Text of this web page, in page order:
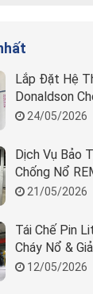
Lắp Đặt Hệ
Donaldson
Beta Solution
24/05/2026
Dịch Vụ Bảo
Chống Nổ
21/05/2026
Tái Chế Pin
Cháy Nổ &
Nhà Máy
12/05/2026